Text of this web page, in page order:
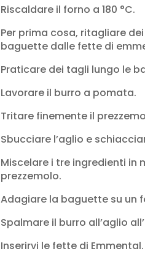
Riscaldare il forno a 180 °C.
Per prima cosa, ritagliare
baguette dalle fette di
Praticare dei tagli lungo le
Lavorare il burro a pomata.
Tritare finemente il
Sbucciare l’aglio e
Miscelare i tre ingredienti in
prezzemolo.
Adagiare la baguette su un
Spalmare il burro all’aglio
Inserirvi le fette di Emmental.